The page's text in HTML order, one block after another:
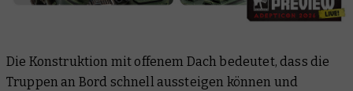
Die Konstruktion mit offenem Dach bedeutet, dass die
Truppen an Bord schnell aussteigen können und